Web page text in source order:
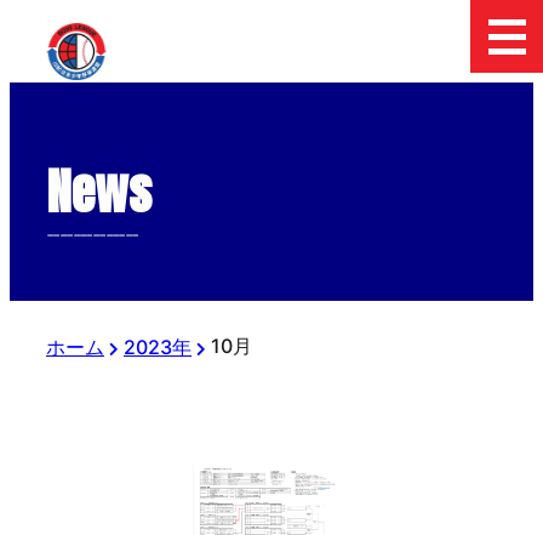
News
--------------
ホーム 2023年 10月